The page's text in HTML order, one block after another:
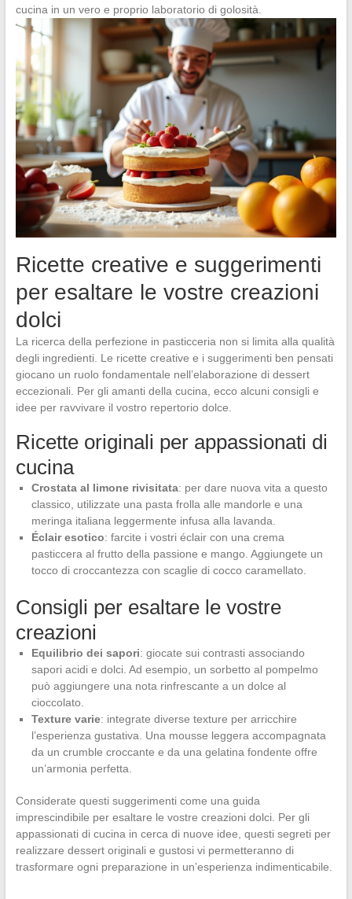
cucina in un vero e proprio laboratorio di golosità.
Ricette creative e suggerimenti
per esaltare le vostre creazioni
dolci
La ricerca della perfezione in pasticceria non si limita alla qualità
degli ingredienti. Le ricette creative e i suggerimenti ben pensati
giocano un ruolo fondamentale nell’elaborazione di dessert
eccezionali. Per gli amanti della cucina, ecco alcuni consigli e
idee per ravvivare il vostro repertorio dolce.
Ricette originali per appassionati di
cucina
Crostata al limone rivisitata: per dare nuova vita a questo
classico, utilizzate una pasta frolla alle mandorle e una
meringa italiana leggermente infusa alla lavanda.
Éclair esotico: farcite i vostri éclair con una crema
pasticcera al frutto della passione e mango. Aggiungete un
tocco di croccantezza con scaglie di cocco caramellato.
Consigli per esaltare le vostre
creazioni
Equilibrio dei sapori: giocate sui contrasti associando
sapori acidi e dolci. Ad esempio, un sorbetto al pompelmo
può aggiungere una nota rinfrescante a un dolce al
cioccolato.
Texture varie: integrate diverse texture per arricchire
l’esperienza gustativa. Una mousse leggera accompagnata
da un crumble croccante e da una gelatina fondente offre
un’armonia perfetta.
Considerate questi suggerimenti come una guida
imprescindibile per esaltare le vostre creazioni dolci. Per gli
appassionati di cucina in cerca di nuove idee, questi segreti per
realizzare dessert originali e gustosi vi permetteranno di
trasformare ogni preparazione in un’esperienza indimenticabile.